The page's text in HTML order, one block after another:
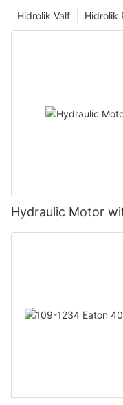
Hidrolik
Hidrolik Valf
Hydraulic Motor